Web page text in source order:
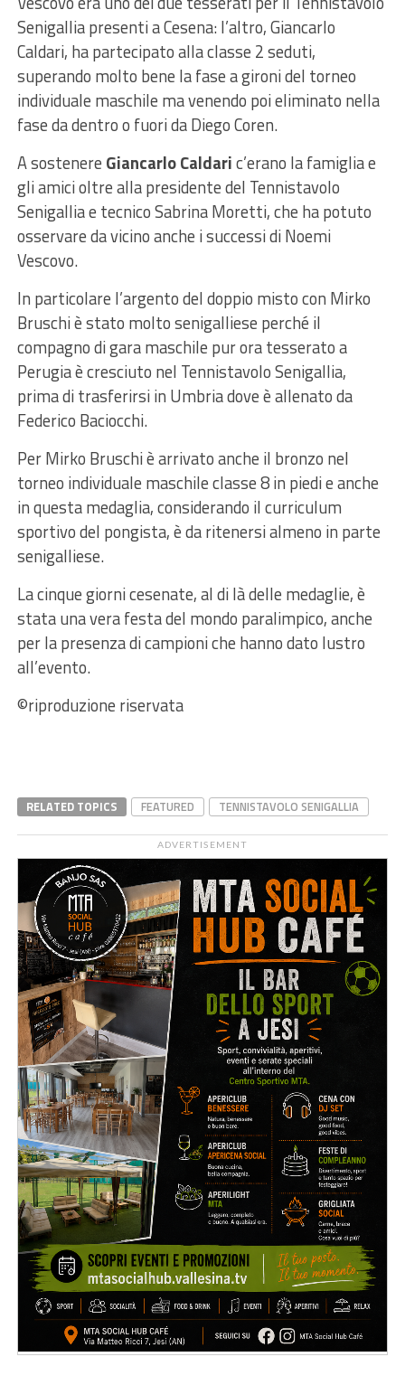
Senigallia presenti a Cesena: l’altro, Giancarlo
Caldari, ha partecipato alla classe 2 seduti,
superando molto bene la fase a gironi del torneo
individuale maschile ma venendo poi eliminato nella
fase da dentro o fuori da Diego Coren.
A sostenere Giancarlo Caldaric’erano la famiglia e
gli amici oltre alla presidente del Tennistavolo
Senigallia e tecnico Sabrina Moretti, che ha potuto
osservare da vicino anche i successi di Noemi
Vescovo.
In particolare l’argento del doppio misto con Mirko
Bruschi è stato molto senigalliese perché il
compagno di gara maschile pur ora tesserato a
Perugia è cresciuto nel Tennistavolo Senigallia,
prima di trasferirsi in Umbria dove è allenato da
Federico Baciocchi.
Per Mirko Bruschi è arrivato anche il bronzo nel
torneo individuale maschile classe 8 in piedi e anche
in questa medaglia, considerando il curriculum
sportivo del pongista, è da ritenersi almeno in parte
senigalliese.
La cinque giorni cesenate, al di là delle medaglie, è
stata una vera festa del mondo paralimpico, anche
per la presenza di campioni che hanno dato lustro
all’evento.
©riproduzione riservata
RELATED TOPICS FEATURED TENNISTAVOLO SENIGALLIA
ADVERTISEMENT